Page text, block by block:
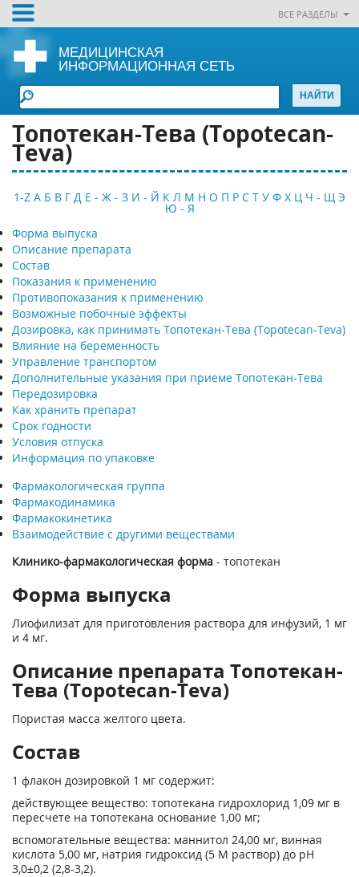
ВСЕ РАЗДЕЛЫ
МЕДИЦИНСКАЯ
ИНФОРМАЦИОННАЯ СЕТЬ
Топотекан-Тева (Topotecan-
Teva)
1-Z А Б В Г Д Е - Ж - З И - Й К Л М Н О П Р С Т У Ф Х Ц Ч - Щ Э
Ю - Я
Форма выпуска
Описание препарата
Состав
Показания к применению
Противопоказания к применению
Возможные побочные эффекты
Дозировка, как принимать Топотекан-Тева (Topotecan-Teva)
Влияние на беременность
Управление транспортом
Дополнительные указания при приеме Топотекан-Тева
Передозировка
Как хранить препарат
Срок годности
Условия отпуска
Информация по упаковке
Фармакологическая группа
Фармакодинамика
Фармакокинетика
Взаимодействие с другими веществами
Клинико-фармакологическая форма - топотекан
Форма выпуска
Лиофилизат для приготовления раствора для инфузий, 1 мг
и 4 мг.
Описание препарата Топотекан-
Тева (Topotecan-Teva)
Пористая масса желтого цвета.
Состав
1 флакон дозировкой 1 мг содержит:
действующее вещество: топотекана гидрохлорид 1,09 мг в
пересчете на топотекана основание 1,00 мг;
вспомогательные вещества: маннитол 24,00 мг, винная
кислота 5,00 мг, натрия гидроксид (5 М раствор) до pH
3,0±0,2 (2,8-3,2).